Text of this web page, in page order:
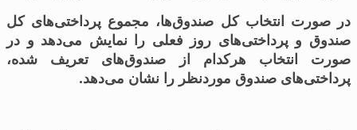
در صورت انتخاب کل صندوق‌ها، مجموع پرداختی‌های کل
صندوق و پرداختی‌های روز فعلی را نمایش می‌دهد و در
صورت انتخاب هرکدام از صندوق‌های تعریف شده،
پرداختی‌های صندوق موردنظر را نشان می‌دهد.